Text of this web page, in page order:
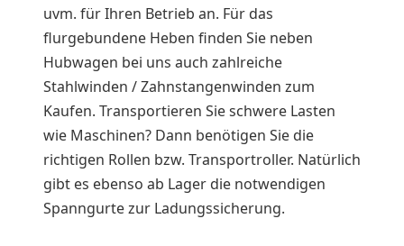
uvm. für Ihren Betrieb an. Für das
flurgebundene Heben finden Sie neben
Hubwagen bei uns auch zahlreiche
Stahlwinden / Zahnstangenwinden zum
Kaufen. Transportieren Sie schwere Lasten
wie Maschinen? Dann benötigen Sie die
richtigen Rollen bzw. Transportroller. Natürlich
gibt es ebenso ab Lager die notwendigen
Spanngurte zur Ladungssicherung.